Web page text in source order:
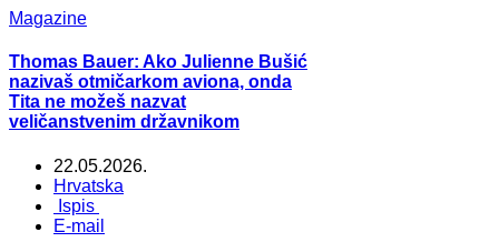
Magazine
Thomas Bauer: Ako Julienne Bušić
nazivaš otmičarkom aviona, onda
Tita ne možeš nazvat
veličanstvenim državnikom
22.05.2026.
Hrvatska
Ispis
E-mail